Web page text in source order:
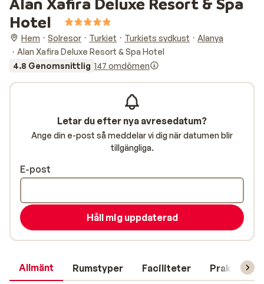
Hotel
Hem Solresor Turkiet Turkiets sydkust
Alanya
Alan Xafira Deluxe Resort & Spa Hotel
4.8 Genomsnittlig 147 omdömen
Allmänt Rumstyper Faciliteter Praktisk
Letar du efter nya avresedatum?
Ange din e-post så meddelar vi dig när datumen blir
tillgängliga.
E-post
Håll mig uppdaterad